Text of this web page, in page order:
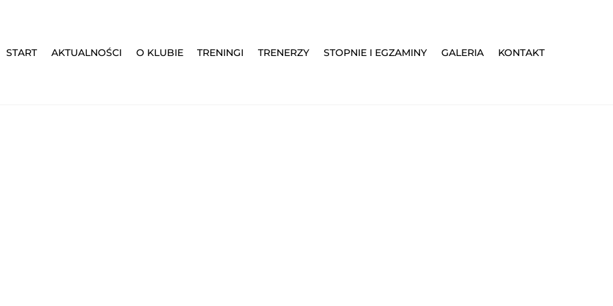
START AKTUALNOŚCI O KLUBIE TRENINGI TRENERZY STOPNIE I EGZAMINY GALERIA KONTAKT